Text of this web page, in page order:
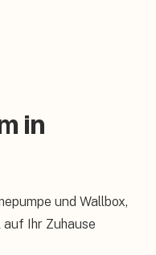
in
und Wallbox,
Ihr Zuhause